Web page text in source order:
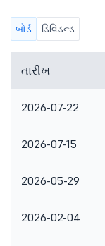
બોર્ડ ડિવિડન્ડ
તારીખ
2026-07-22
2026-07-15
2026-05-29
2026-02-04